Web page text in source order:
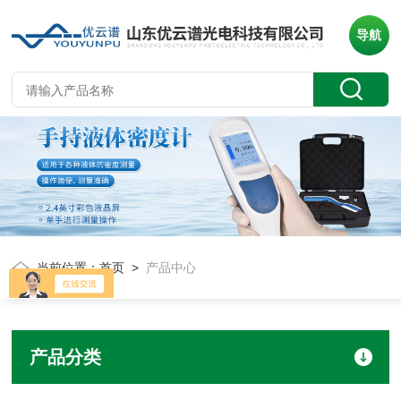
导航
当前位置：首页 > 产品中心
产品分类